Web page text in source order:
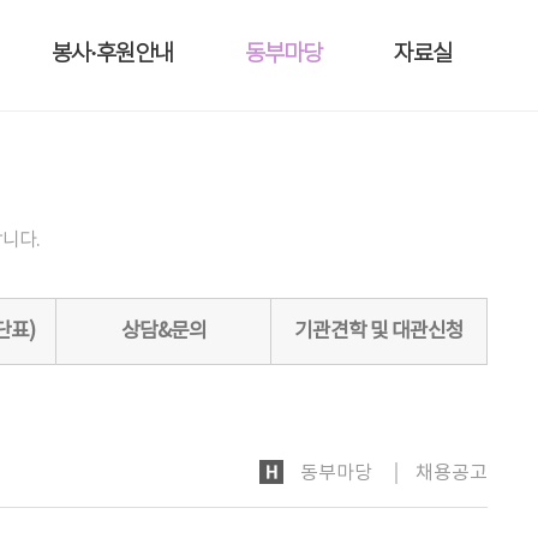
봉사·후원안내 동부마당 자료실
다.
표) 상담&문의 기관견학 및 대관신청
HOME
동부마당 채용공고